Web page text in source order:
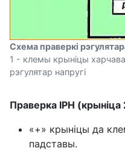
Схема праверкі
1 - клемы крыніцы
рэгулятар напругі
Праверка ІРН
«+» крыніцы да
падставы.